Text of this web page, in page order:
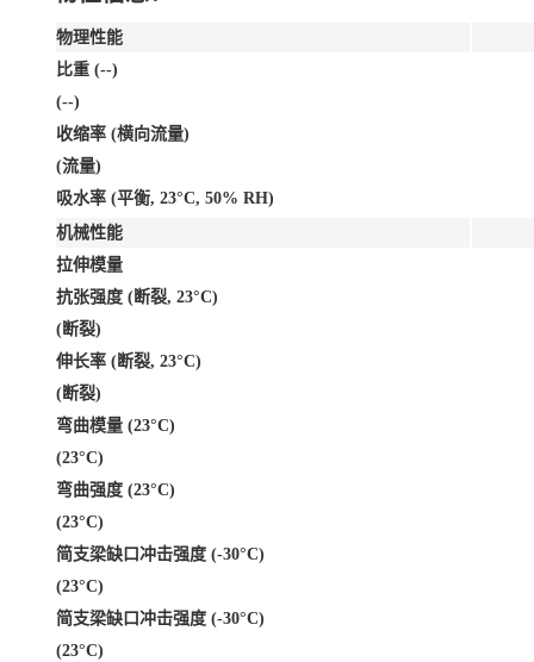
物理性能
比重 (--)
(--)
收缩率 (横向流量)
(流量)
吸水率 (平衡, 23°C, 50% RH)
机械性能
拉伸模量
抗张强度 (断裂, 23°C)
(断裂)
伸长率 (断裂, 23°C)
(断裂)
弯曲模量 (23°C)
(23°C)
弯曲强度 (23°C)
(23°C)
简支梁缺口冲击强度 (-30°C)
(23°C)
简支梁缺口冲击强度 (-30°C)
(23°C)